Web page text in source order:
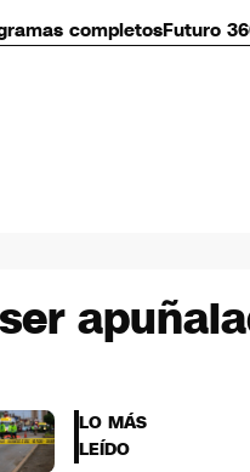
completosFuturo
LO MÁS
LEÍDO